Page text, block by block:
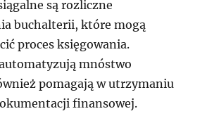
są rozliczne
buchalterii, które mogą
proces księgowania.
mnóstwo
pomagają w utrzymaniu
finansowej.